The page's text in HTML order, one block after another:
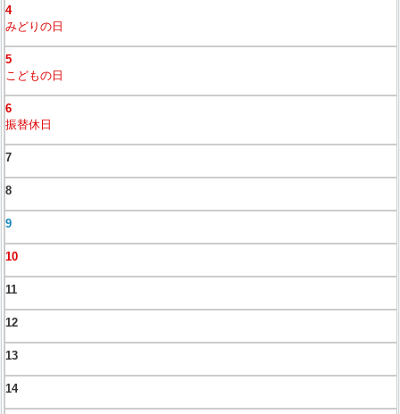
4
みどりの日
5
こどもの日
6
振替休日
7
8
9
10
11
12
13
14